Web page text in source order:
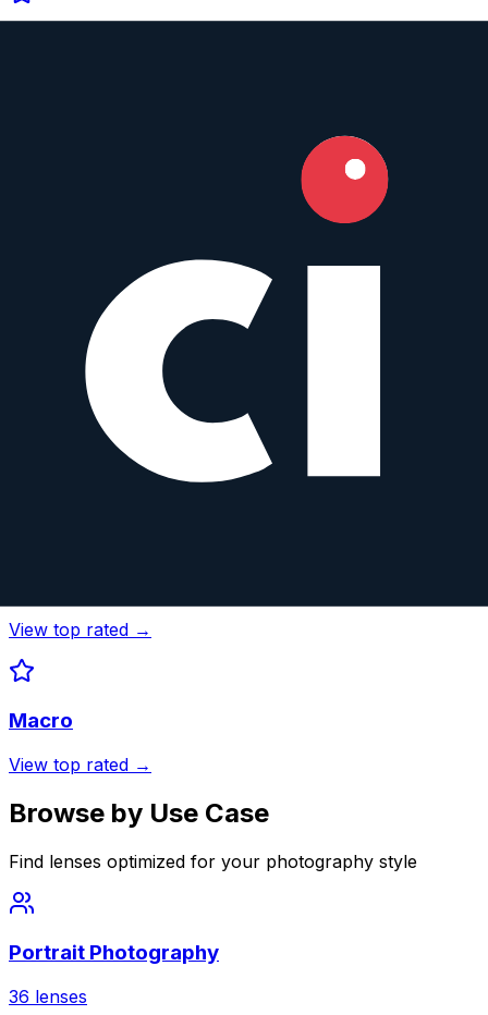
Astrophotography
View top rated →
View top rated →
Macro
View top rated →
Browse by Use Case
Find lenses optimized for your photography style
Portrait Photography
36 lenses